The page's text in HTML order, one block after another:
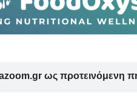
ως προτεινόμενη